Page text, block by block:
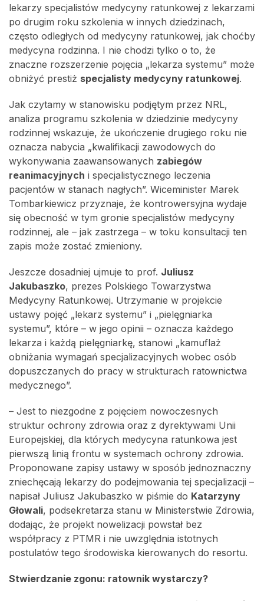
lekarzy specjalistów medycyny ratunkowej z lekarzami
po drugim roku szkolenia w innych dziedzinach,
często odległych od medycyny ratunkowej, jak choćby
medycyna rodzinna. I nie chodzi tylko o to, że
znaczne rozszerzenie pojęcia „lekarza systemu” może
obniżyć prestiż specjalisty medycyny ratunkowej.
Jak czytamy w stanowisku podjętym przez NRL,
analiza programu szkolenia w dziedzinie medycyny
rodzinnej wskazuje, że ukończenie drugiego roku nie
oznacza nabycia „kwalifikacji zawodowych do
wykonywania zaawansowanych zabiegów
reanimacyjnych i specjalistycznego leczenia
pacjentów w stanach nagłych”. Wiceminister Marek
Tombarkiewicz przyznaje, że kontrowersyjna wydaje
się obecność w tym gronie specjalistów medycyny
rodzinnej, ale – jak zastrzega – w toku konsultacji ten
zapis może zostać zmieniony.
Jeszcze dosadniej ujmuje to prof. Juliusz
Jakubaszko, prezes Polskiego Towarzystwa
Medycyny Ratunkowej. Utrzymanie w projekcie
ustawy pojęć „lekarz systemu” i „pielęgniarka
systemu”, które – w jego opinii – oznacza każdego
lekarza i każdą pielęgniarkę, stanowi „kamuflaż
obniżania wymagań specjalizacyjnych wobec osób
dopuszczanych do pracy w strukturach ratownictwa
medycznego”.
– Jest to niezgodne z pojęciem nowoczesnych
struktur ochrony zdrowia oraz z dyrektywami Unii
Europejskiej, dla których medycyna ratunkowa jest
pierwszą linią frontu w systemach ochrony zdrowia.
Proponowane zapisy ustawy w sposób jednoznaczny
zniechęcają lekarzy do podejmowania tej specjalizacji –
napisał Juliusz Jakubaszko w piśmie do Katarzyny
Głowali, podsekretarza stanu w Ministerstwie Zdrowia,
dodając, że projekt nowelizacji powstał bez
współpracy z PTMR i nie uwzględnia istotnych
postulatów tego środowiska kierowanych do resortu.
Stwierdzanie zgonu: ratownik wystarczy?